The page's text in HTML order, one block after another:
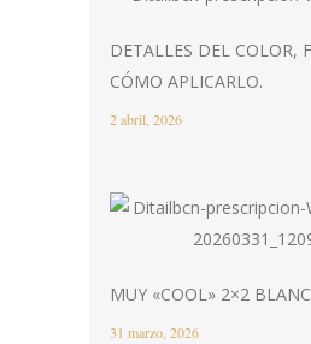
DETALLES DEL COLOR,
CÓMO APLICARLO.
2 abril, 2026
MUY «COOL» 2×2
31 marzo, 2026